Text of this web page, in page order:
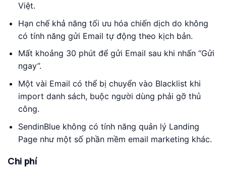
Việt.
Hạn chế khả năng tối ưu hóa chiến dịch do không
có tính năng gửi Email tự động theo kịch bản.
Mất khoảng 30 phút để gửi Email sau khi nhấn “Gửi
ngay”.
Một vài Email có thể bị chuyển vào Blacklist khi
import danh sách, buộc người dùng phải gỡ thủ
công.
SendinBlue không có tính năng quản lý Landing
Page như một số phần mềm email marketing khác.
Chi phí